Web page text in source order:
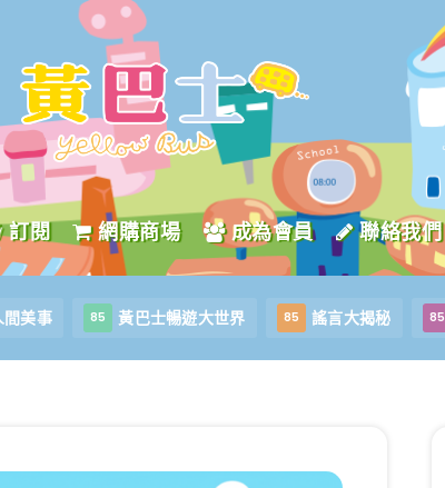
訂閱 網購商場 成為會員 聯絡我們
間美事 85 黃巴士暢遊大世界 85 謠言大揭秘 85